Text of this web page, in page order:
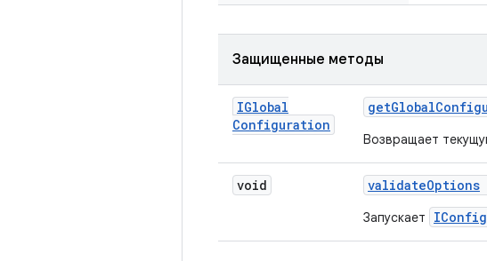
Защищенные методы
IGlobal
Configuration
getGlobal
Возвращает
void validateOptions
Запускает